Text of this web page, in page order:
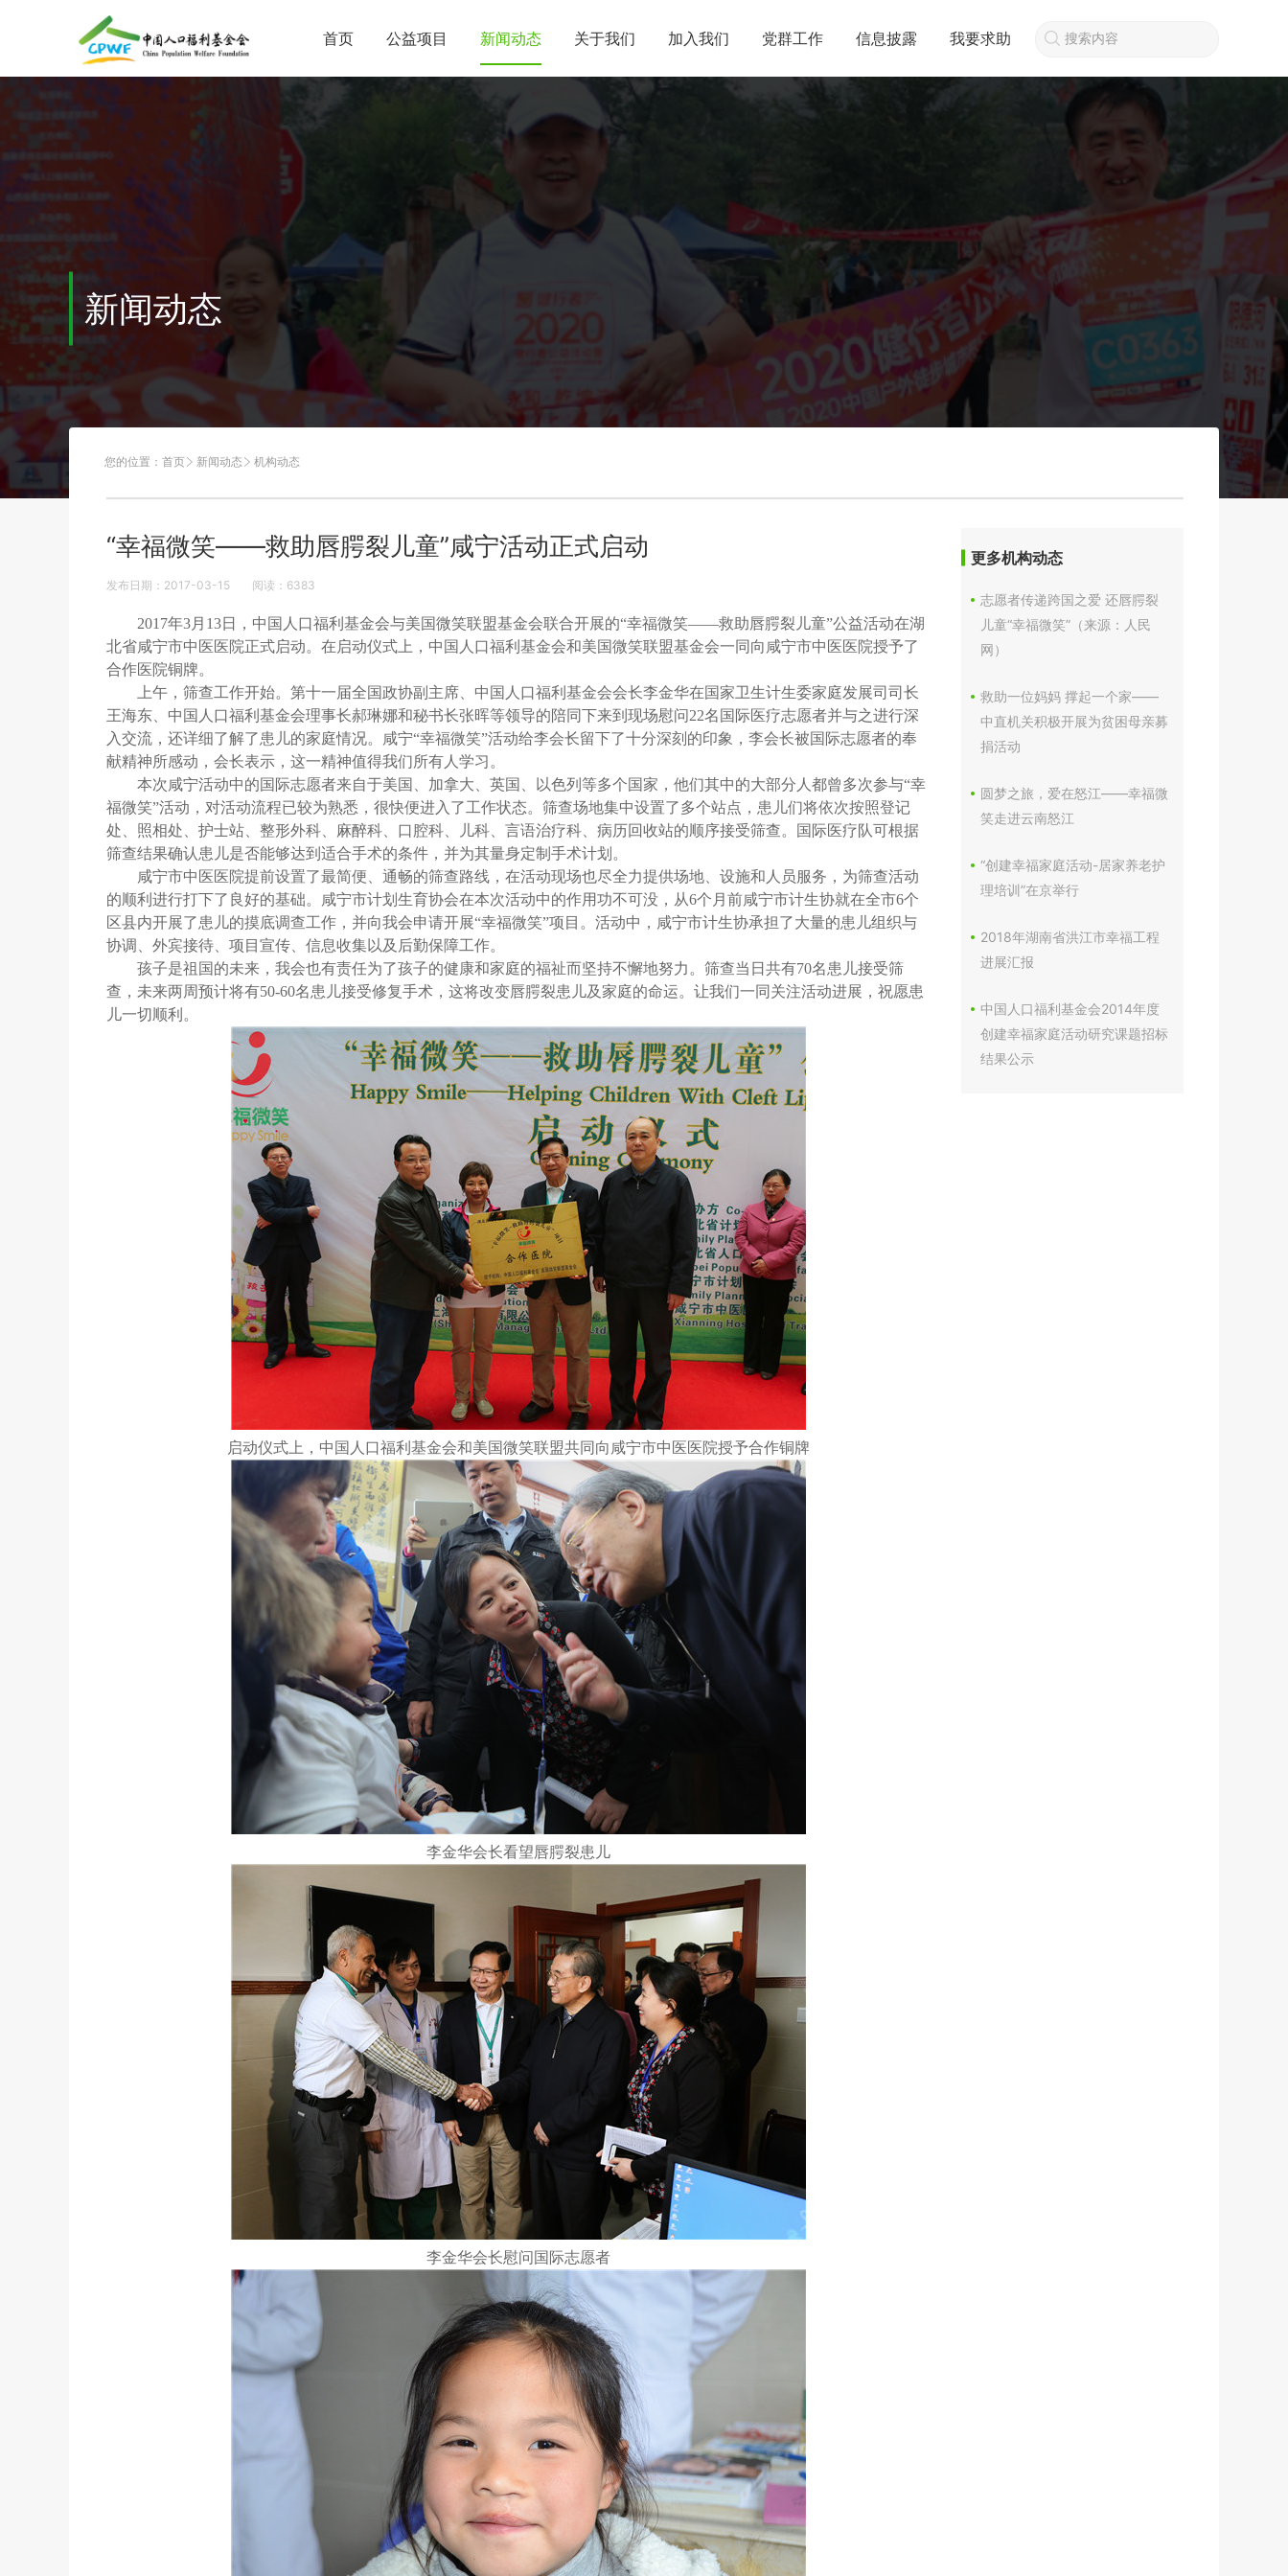
首页 公益项目 新闻动态 关于我们 加入我们 党群工作 信息披露 我要求助
新闻动态
您的位置： 首页 新闻动态 机构动态
“幸福微笑——救助唇腭裂儿童”咸宁活动正式启动
发布日期：2017-03-15 阅读： 6383
2017年3月 13日，中国人口福利基金会与美国微笑联盟基金会联合开展的“幸福微笑——救助唇腭裂儿童”公益活动在湖
北省咸宁市中医医院正式启动。在启动仪式上，中国人口福利基金会和美国微笑联盟基金会一同向咸宁市中医医院授予了
合作医院铜牌。
上午，筛查工作开始。 第十一届全国政协副主席、 中国人口福利基金会会长李金华在国家卫生计生委家庭发展司司长
王海东、中国人口福利基金会理事长郝琳娜和秘书长张晖等领导的陪同下来到现场慰问22名国际医疗志愿者并与之进行深
入交流，还详细了解了患儿的家庭情况。咸宁“幸福微笑”活动给李会长留下了十分深刻的印象，李会长被国际志愿者的奉
献精神所感动，会长表示，这一精神值得我们所有人学习。
本次咸宁活动中的国际志愿者来自于美国、加拿大、英国、以色列等多个国家，他们其中的大部分人都曾多次参与“幸
福微笑”活动，对活动流程已较为熟悉，很快便进入了工作状态。筛查场地集中设置了多个站点，患儿们将依次按照登记
处、照相处、护士站、整形外科、麻醉科、口腔科、儿科、言语治疗科、病历回收站的顺序接受筛查。国际医疗队可根据
筛查结果确认患儿是否能够达到适合手术的条件，并为其量身定制手术计划。
咸宁市中医医院提前设置了最简便、通畅的筛查路线，在活动现场也尽全力提供场地、设施和人员服务，为筛查活动
的顺利进行打下了良好的基础。咸宁市计划生育协会在本次活动中的作用功不可没，从6个月前咸宁市计生协就在全市6个
区县内开展了患儿的摸底调查工作，并向我会申请开展“幸福微笑”项目。活动中，咸宁市计生协承担了大量的患儿组织与
协调、外宾接待、项目宣传、信息收集以及后勤保障工作。
孩子是祖国的未来，我会也有责任为了孩子的健康和家庭的福祉而坚持不懈地努力。筛查当日共有70名患儿接受筛
查，未来两周预计将有50-60名患儿接受修复手术，这将改变唇腭裂患儿及家庭的命运。让我们一同关注活动进展，祝愿患
儿一切顺利。
启动仪式上，中国人口福利基金会和美国微笑联盟共同向咸宁市中医医院授予合作铜牌
李金华会长看望唇腭裂患儿
李金华会长慰问国际志愿者
更多机构动态
志愿者传递跨国之爱 还唇腭裂
儿童“幸福微笑”（来源：人民
网）
救助一位妈妈 撑起一个家——
中直机关积极开展为贫困母亲募
捐活动
圆梦之旅，爱在怒江——幸福微
笑走进云南怒江
“创建幸福家庭活动-居家养老护
理培训”在京举行
2018年湖南省洪江市幸福工程
进展汇报
中国人口福利基金会2014年度
创建幸福家庭活动研究课题招标
结果公示